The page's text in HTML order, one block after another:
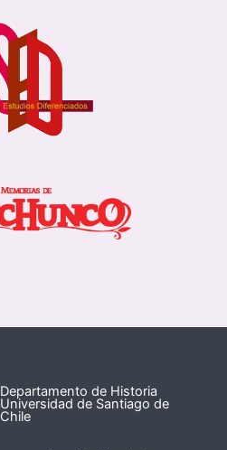
Departamento de Historia
Universidad de Santiago de
Chile